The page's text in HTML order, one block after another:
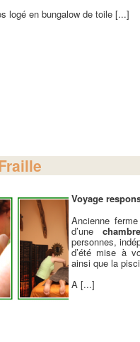
logé en bungalow de toile [...]
Voyage
Ancienne
d’une
personnes,
d’été mise à
ainsi que la
A [...]